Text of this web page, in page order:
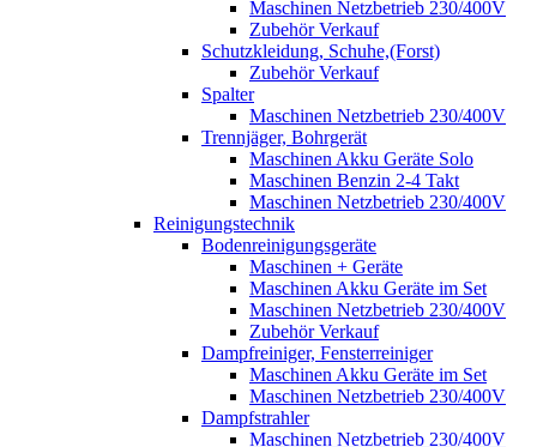
Maschinen Netzbetrieb 230/400V
Zubehör Verkauf
Schutzkleidung, Schuhe,(Forst)
Zubehör Verkauf
Spalter
Maschinen Netzbetrieb 230/400V
Trennjäger, Bohrgerät
Maschinen Akku Geräte Solo
Maschinen Benzin 2-4 Takt
Maschinen Netzbetrieb 230/400V
Reinigungstechnik
Bodenreinigungsgeräte
Maschinen + Geräte
Maschinen Akku Geräte im Set
Maschinen Netzbetrieb 230/400V
Zubehör Verkauf
Dampfreiniger, Fensterreiniger
Maschinen Akku Geräte im Set
Maschinen Netzbetrieb 230/400V
Dampfstrahler
Maschinen Netzbetrieb 230/400V